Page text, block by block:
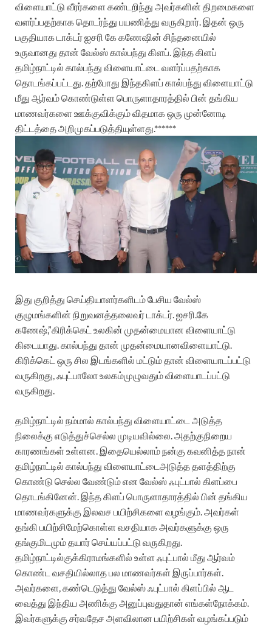
விளையாட்டு வீரர்களை கண்டறிந்து அவர்களின் திறமைகளை
வளர்ப்பதற்காகதொடர்ந்து பயணித்து வருகிறார். இதன் ஒரு
பகுதியாகடாக்டர்ஐசரி கேகணேஷின் சிந்தனையில்
உருவானது தான் வேல்ஸ்கால்பந்து கிளப். இந்தகிளப்
தமிழ்நாட்டில் கால்பந்து விளையாட்டை வளர்ப்பதற்காக
தொடங்கப்பட்டது.தற்போது இந்தகிளப் கால்பந்து விளையாட்டு
மீது ஆர்வம்கொண்டுள்ள பொருளாதாரத்தில் பின் தங்கிய
மாணவர்களை ஊக்குவிக்கும்விதமாகஒரு முன்னோடி
திட்டத்தைஅறிமுகப்படுத்தியுள்ளது.******
இது குறித்து செய்தியாளர்களிடம்பேசிய வேல்ஸ்
குழுமங்களின் நிறுவனத்தலைவர்டாக்டர்.ஐசரி.கே
கணேஷ்,”கிரிக்கெட் உலகின் முதன்மையான விளையாட்டு
கிடையாது.கால்பந்து தான் முதன்மையானவிளையாட்டு.
கிரிக்கெட் ஒரு சில இடங்களில் மட்டும்தான் விளையாடப்பட்டு
வருகிறது,ஃபுட்பாலோஉலகம்முழுவதும்விளையாடப்பட்டு
வருகிறது.
தமிழ்நாட்டில் நம்மால் கால்பந்து விளையாட்டை அடுத்த
நிலைக்கு எடுத்துச்செல்ல முடியவில்லை.அதற்குநிறைய
காரணங்கள் உள்ளன. இதையெல்லாம்நன்கு கவனித்தநான்
தமிழ்நாட்டில் கால்பந்து விளையாட்டை அடுத்ததளத்திற்கு
கொண்டு செல்ல வேண்டும்என வேல்ஸ்ஃபுட்பால் கிளப்பை
தொடங்கினேன். இந்தகிளப் பொருளாதாரத்தில் பின் தங்கிய
மாணவர்களுக்கு இலவச பயிற்சிகளை வழங்கும்.அவர்கள்
தங்கி பயிற்சிமேற்கொள்ள வசதியாகஅவர்களுக்கு ஒரு
தங்குமிடமும்தயார்செய்யப்பட்டு வருகிறது.
தமிழ்நாட்டில்குக்கிராமங்களில் உள்ள ஃபுட்பால் மீது ஆர்வம்
கொண்ட வசதியில்லாதபல மாணவர்கள் இருப்பார்கள்.
அவர்களை,கண்டெடுத்து வேல்ஸ்ஃபுட்பால் கிளப்பில் ஆட
வைத்து இந்திய அணிக்கு அனுப்புவதுதான் எங்கள்நோக்கம்.
இவர்களுக்கு சர்வதேச அளவிலான பயிற்சிகள் வழங்கப்படும்